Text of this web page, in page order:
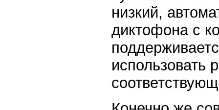
низкий,
диктофона с
использовать